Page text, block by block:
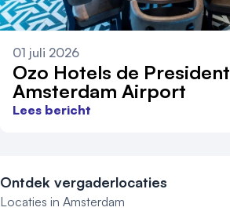
01 juli 2026
Ozo Hotels de President
Amsterdam Airport
Lees bericht
Ontdek vergaderlocaties
Locaties in Amsterdam